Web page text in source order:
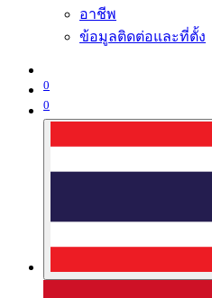
อาชีพ
ข้อมูลติดต่อและที่ตั้ง
0
0